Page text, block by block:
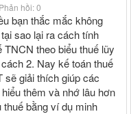
Phản hồi: 0
bạn thắc mắc không
sao lại ra cách tính
TNCN theo biểu thuế lũy
2. Nay kế toán thuế
sẽ giải thích giúp các
thêm và nhớ lâu hơn
thuế bằng ví dụ minh